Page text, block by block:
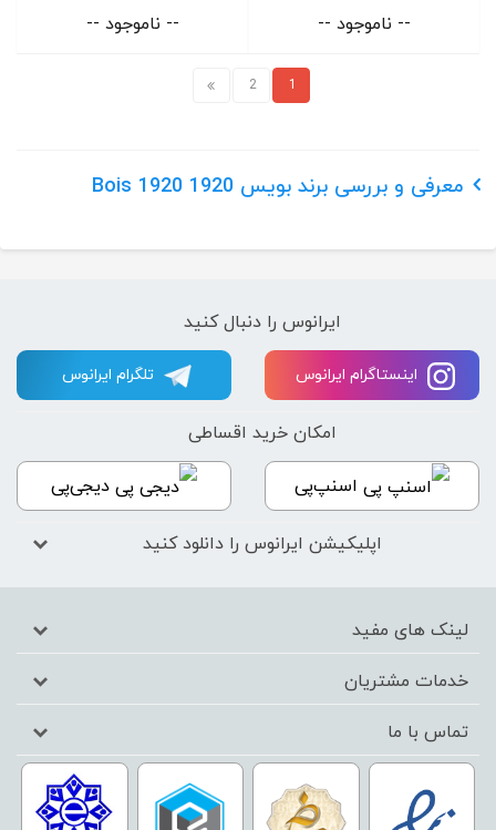
-- ناموجود -- -- ناموجود --
1
2
معرفی و بررسی برند بویس 1920 Bois 1920
ایرانوس را دنبال کنید
تلگرام ایرانوس اینستاگرام ایرانوس
امکان خرید اقساطی
اسنپ‌پی دیجی‌پی
اپلیکیشن ایرانوس را دانلود کنید
لینک های مفید
خدمات مشتریان
تماس با ما